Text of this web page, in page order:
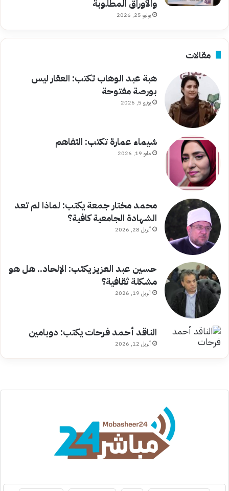
والأوراق المطلوبة
يوليو 25, 2026
مقالات
هبة عبد الوهاب تكتب: العقار ليس
بورصة مفتوحة
يونيو 5, 2026
شيماء عمارة تكتب: التفاهم
مايو 19, 2026
محمد مختار جمعة يكتب: لماذا لم تعد
الشهادة الجامعية كافية؟
أبريل 28, 2026
حسين عبد العزيز يكتب: الإلحاد.. هل هو
مشكلة ثقافية؟
أبريل 19, 2026
الناقد أحمد فرحات يكتب: دوبامين
أبريل 12, 2026